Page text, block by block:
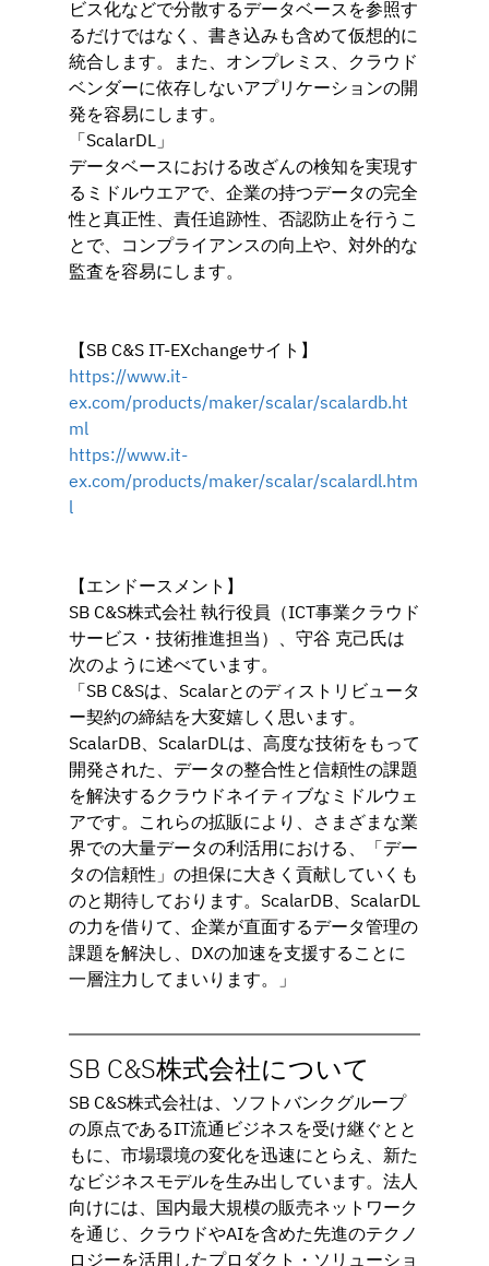
ビス化などで分散するデータベースを参照す
るだけではなく、書き込みも含めて仮想的に
統合します。また、オンプレミス、クラウド
ベンダーに依存しないアプリケーションの開
発を容易にします。
「ScalarDL」
データベースにおける改ざんの検知を実現す
るミドルウエアで、企業の持つデータの完全
性と真正性、責任追跡性、否認防止を行うこ
とで、コンプライアンスの向上や、対外的な
監査を容易にします。
【SB C&S IT-EXchangeサイト】
https://www.it-
ex.com/products/maker/scalar/scalardb.ht
ml
https://www.it-
ex.com/products/maker/scalar/scalardl.htm
l
【エンドースメント】
SB C&S株式会社 執行役員（ICT事業クラウド
サービス・技術推進担当）、守谷 克己氏は
次のように述べています。
「SB C&Sは、Scalarとのディストリビュータ
ー契約の締結を大変嬉しく思います。
ScalarDB、ScalarDLは、高度な技術をもって
開発された、データの整合性と信頼性の課題
を解決するクラウドネイティブなミドルウェ
アです。これらの拡販により、さまざまな業
界での大量データの利活用における、「デー
タの信頼性」の担保に大きく貢献していくも
のと期待しております。ScalarDB、ScalarDL
の力を借りて、企業が直面するデータ管理の
課題を解決し、DXの加速を支援することに
一層注力してまいります。」
SB C&S株式会社について
SB C&S株式会社は、ソフトバンクグループ
の原点であるIT流通ビジネスを受け継ぐとと
もに、市場環境の変化を迅速にとらえ、新た
なビジネスモデルを生み出しています。法人
向けには、国内最大規模の販売ネットワーク
を通じ、クラウドやAIを含めた先進のテクノ
ロジーを活用したプロダクト・ソリューショ